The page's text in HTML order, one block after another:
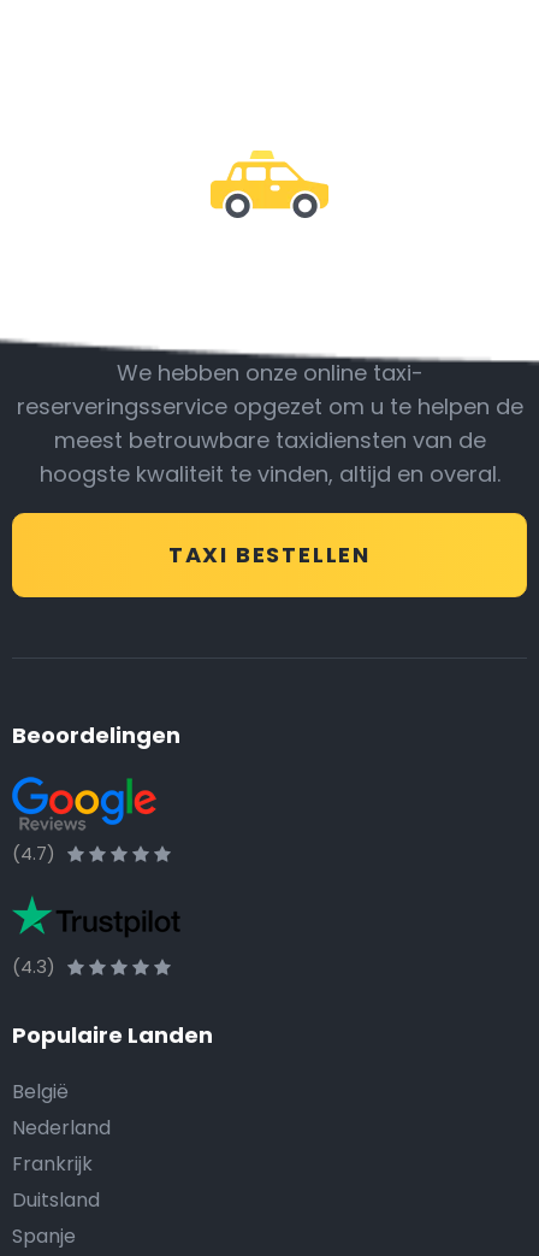
We hebben onze online taxi-
reserveringsservice opgezet om u te helpen de
meest betrouwbare taxidiensten van de
hoogste kwaliteit te vinden, altijd en overal.
TAXI BESTELLEN
Beoordelingen
(4.7)
(4.3)
Populaire Landen
België
Nederland
Frankrijk
Duitsland
Spanje